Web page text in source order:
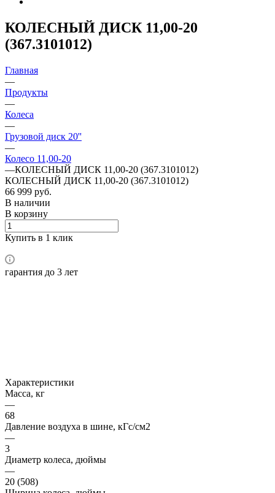
КОЛЕСНЫЙ ДИСК 11,00-20
(367.3101012)
Главная
—
Продукты
—
Колеса
—
Грузовой диск 20''
—
Колесо 11,00-20
—КОЛЕСНЫЙ ДИСК 11,00-20 (367.3101012)
КОЛЕСНЫЙ ДИСК 11,00-20 (367.3101012)
66 999 руб.
В наличии
В корзину
Купить в 1 клик
гарантия до 3 лет
Характеристики
Масса, кг
—
68
Давление воздуха в шине, кГс/см2
—
3
Диаметр колеса, дюймы
—
20 (508)